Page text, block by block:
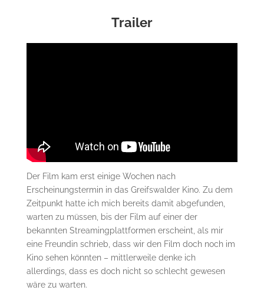
Trailer
Der Film kam erst einige Wochen nach
Erscheinungstermin in das Greifswalder Kino. Zu dem
Zeitpunkt hatte ich mich bereits damit abgefunden,
warten zu müssen, bis der Film auf einer der
bekannten Streamingplattformen erscheint, als mir
eine Freundin schrieb, dass wir den Film doch noch im
Kino sehen könnten – mittlerweile denke ich
allerdings, dass es doch nicht so schlecht gewesen
wäre zu warten.